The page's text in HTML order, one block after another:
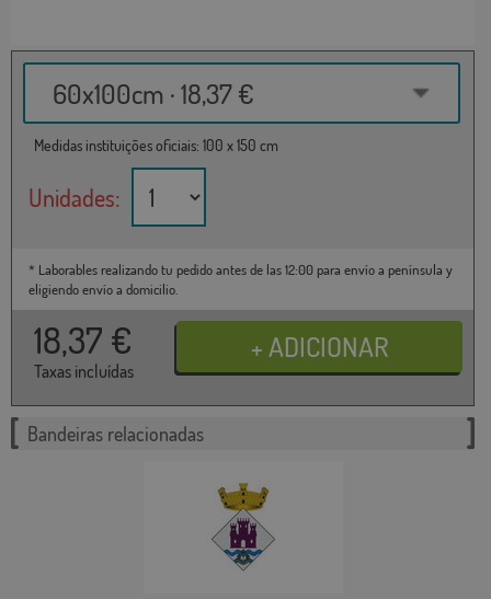
60x100cm · 18,37 €
Medidas instituições oficiais: 100 x 150 cm
Unidades:
* Laborables realizando tu pedido antes de las 12:00 para envío a península y
eligiendo envío a domicilio.
18,37 €
Taxas incluídas
Bandeiras relacionadas